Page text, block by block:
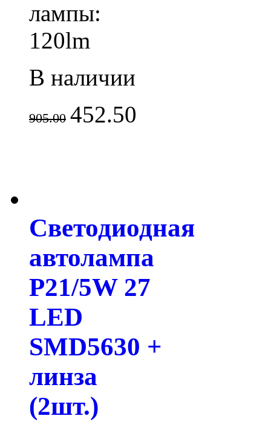
лампы:
120lm
В наличии
905.00 452.50
Светодиодная
автолампа
P21/5W 27
LED
SMD5630 +
линза
(2шт.)